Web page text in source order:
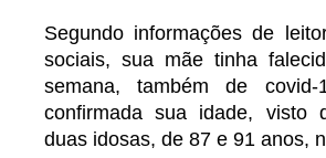
Segundo informações de
sociais, sua mãe tinha
semana, também de
confirmada sua idade, visto
duas idosas, de 87 e 91 anos,